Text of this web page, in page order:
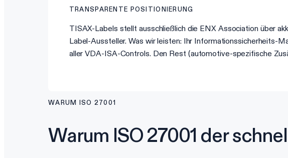
TRANSPARENTE POSITIONIERUNG
TISAX-Labels stellt ausschließlich die ENX Association über
Label-Aussteller. Was wir leisten: Ihr Informationssicherheits-
aller VDA-ISA-Controls. Den Rest (automotive-spezifische
WARUM ISO 27001
Warum ISO 27001 der